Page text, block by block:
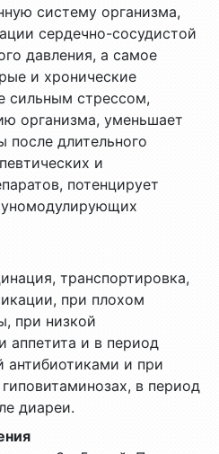
систему организма,
сердечно-сосудистой
давления, а самое
и хронические
сильным стрессом,
организма, уменьшает
после длительного
и
потенцирует
транспортировка,
при плохом
при низкой
аппетита и в период
антибиотиками и при
в период
диареи.